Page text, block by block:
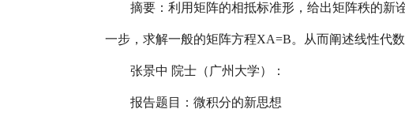
摘要：利用矩阵的相抵标准形，给出矩阵秩的新
一步，求解一般的矩阵方程XA=B。从而阐述线性代
张景中 院士（广州大学）：
报告题目：微积分的新思想